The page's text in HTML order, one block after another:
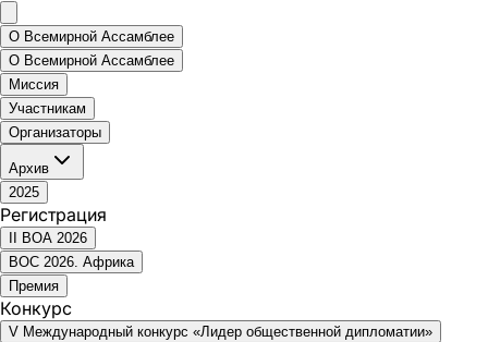
О Всемирной Ассамблее
О Всемирной Ассамблее
Миссия
Участникам
Организаторы
Архив
2025
Регистрация
II ВОА 2026
ВОС 2026. Африка
Премия
Конкурс
V Международный конкурс «Лидер общественной дипломатии»